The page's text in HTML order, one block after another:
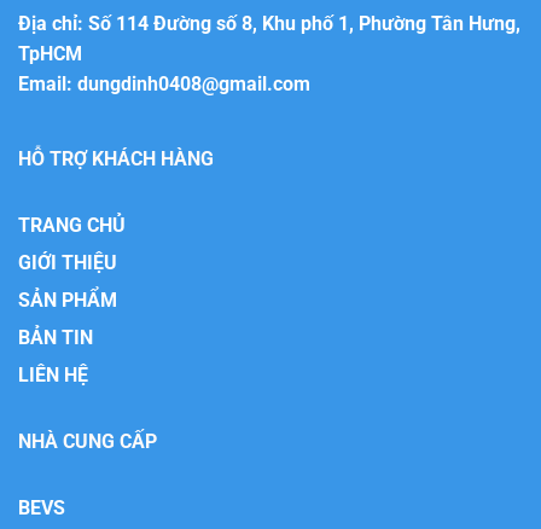
Địa chỉ: Số 114 Đường số 8, Khu phố 1, Phường Tân Hưng,
TpHCM
Email: dungdinh0408@gmail.com
HỖ TRỢ KHÁCH HÀNG
TRANG CHỦ
GIỚI THIỆU
SẢN PHẨM
BẢN TIN
LIÊN HỆ
NHÀ CUNG CẤP
BEVS